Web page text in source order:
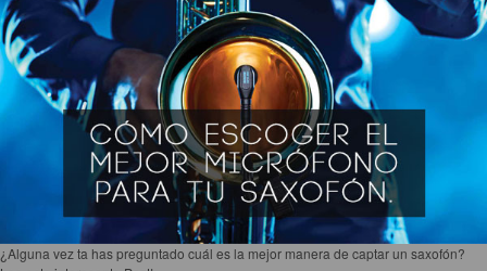
¿Alguna vez ta has preguntado cuál es la mejor manera de captar un saxofón?